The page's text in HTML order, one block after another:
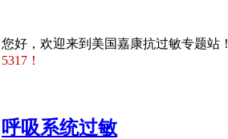
您好，欢迎来到美国嘉康抗过敏专题站！
5317！
呼吸系统过敏